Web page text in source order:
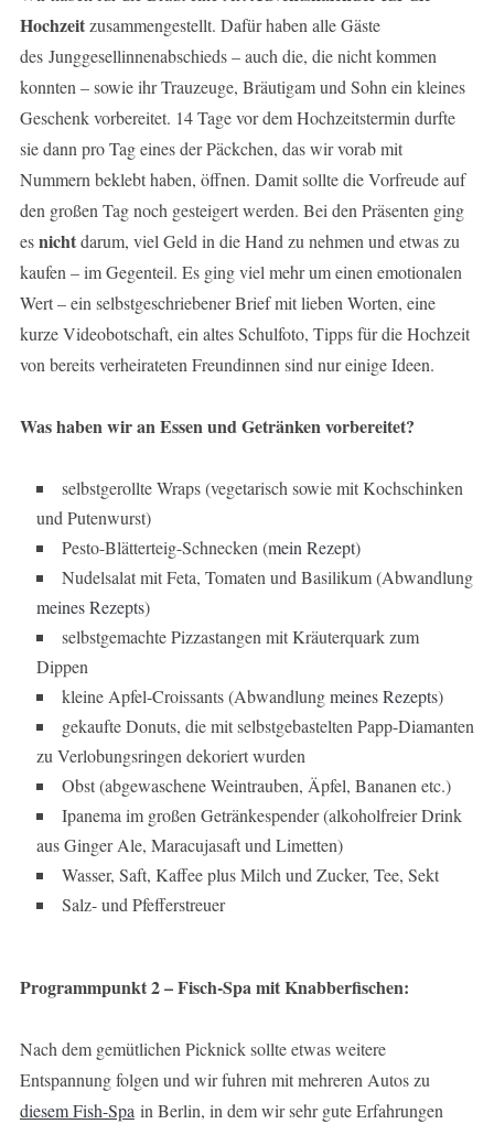
Hochzeitzusammengestellt. Dafür haben alle Gäste
des Junggesellinnenabschieds – auch die, die nicht kommen
konnten – sowie ihr Trauzeuge, Bräutigam und Sohn ein kleines
Geschenk vorbereitet. 14 Tage vor dem Hochzeitstermin durfte
sie dann pro Tag eines der Päckchen, das wir vorab mit
Nummern beklebt haben, öffnen. Damit sollte die Vorfreude auf
den großen Tag noch gesteigert werden. Bei den Präsenten ging
esnichtdarum, viel Geld in die Hand zu nehmen und etwas zu
kaufen – im Gegenteil. Es ging viel mehr um einen emotionalen
Wert – ein selbstgeschriebener Brief mit lieben Worten, eine
kurze Videobotschaft, ein altes Schulfoto, Tipps für die Hochzeit
von bereits verheirateten Freundinnen sind nur einige Ideen.
Was haben wir an Essen und Getränken vorbereitet?
selbstgerollte Wraps (vegetarisch sowie mit Kochschinken
und Putenwurst)
Pesto-Blätterteig-Schnecken (mein Rezept)
Nudelsalat mit Feta, Tomaten und Basilikum (Abwandlung
meines Rezepts)
selbstgemachte Pizzastangen mit Kräuterquark zum
Dippen
kleine Apfel-Croissants (Abwandlungmeines Rezepts)
gekaufte Donuts, die mit selbstgebastelten Papp-Diamanten
zu Verlobungsringen dekoriert wurden
Obst (abgewaschene Weintrauben, Äpfel, Bananen etc.)
Ipanema im großen Getränkespender (alkoholfreier Drink
aus Ginger Ale, Maracujasaft und Limetten)
Wasser, Saft, Kaffee plus Milch und Zucker, Tee, Sekt
Salz- und Pfefferstreuer
Programmpunkt 2 – Fisch-Spa mit Knabberfischen:
Nach dem gemütlichen Picknick sollte etwas weitere
Entspannung folgen und wir fuhren mit mehreren Autos zu
diesem Fish-Spa in Berlin, in dem wir sehr gute Erfahrungen